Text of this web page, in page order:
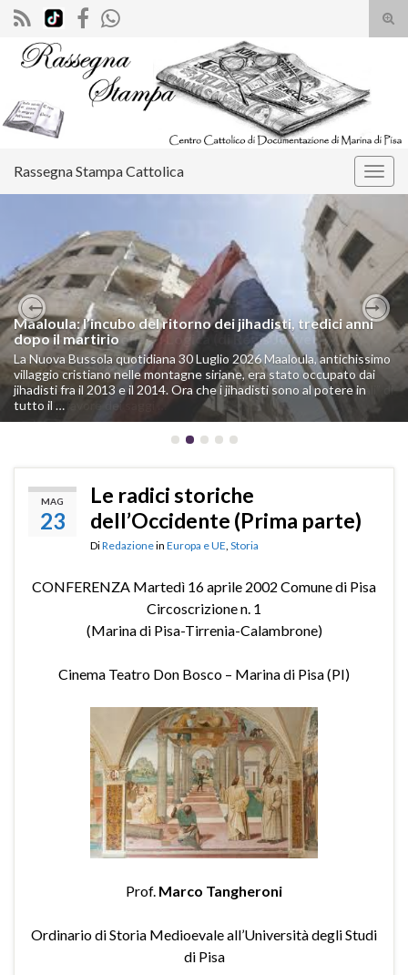
il
Search for:
la
Rassegna Stampa Cattolica
Maaloula: l’incubo del ritorno dei jihadisti, tredici anni
dopo il martirio
La Nuova Bussola quotidiana 30 Luglio 2026 Maaloula, antichissimo
villaggio cristiano nelle montagne siriane, era stato occupato dai
jihadisti fra il 2013 e il 2014. Ora che i jihadisti sono al potere in
tutto il …
Previous
MAG
23
Le radici storiche
dell’Occidente (Prima parte)
DiRedazionein Europa e UE Storia
CONFERENZA Martedì 16 aprile 2002 Comune di Pisa
Circoscrizione n. 1
(Marina di Pisa-Tirrenia-Calambrone)
Cinema Teatro Don Bosco – Marina di Pisa (PI)
Prof. Marco Tangheroni
Ordinario di Storia Medioevale all’Università degli Studi
di Pisa